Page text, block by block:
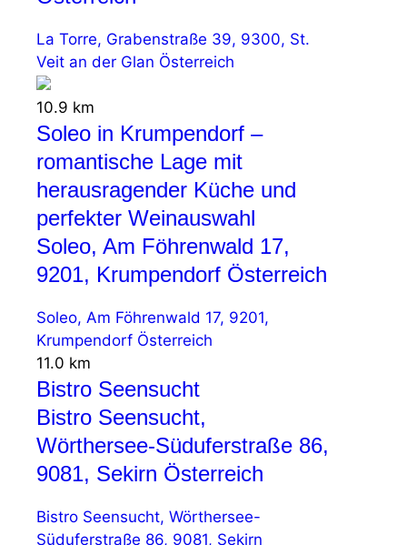
La Torre, Grabenstraße 39, 9300, St.
Veit an der Glan Österreich
10.9 km
Soleo in Krumpendorf –
romantische Lage mit
herausragender Küche und
perfekter Weinauswahl
Soleo, Am Föhrenwald 17,
9201, Krumpendorf Österreich
Soleo, Am Föhrenwald 17, 9201,
Krumpendorf Österreich
11.0 km
Bistro Seensucht
Bistro Seensucht,
Wörthersee-Süduferstraße 86,
9081, Sekirn Österreich
Bistro Seensucht, Wörthersee-
Süduferstraße 86, 9081, Sekirn